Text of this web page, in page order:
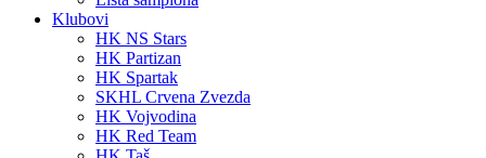
Klubovi
HK NS Stars
HK Partizan
HK Spartak
SKHL Crvena Zvezda
HK Vojvodina
HK Red Team